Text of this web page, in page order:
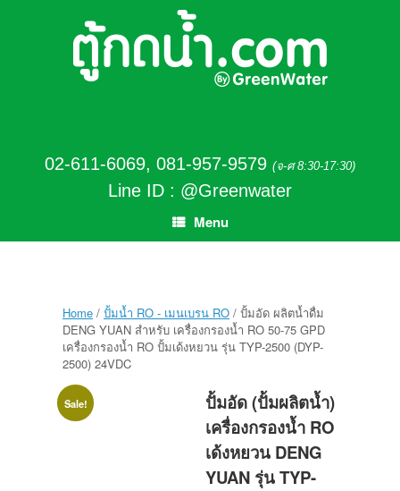
02-611-6069, 081-957-9579 (จ-ศ 8:30-17:30)
Line ID : @Greenwater
Menu
Home / ปั้มน้ำ RO - เมนเบรน RO / ปั้มอัด ผลิตน้ำดื่ม
DENG YUAN สำหรับ เครื่องกรองน้ำ RO 50-75 GPD
เครื่องกรองน้ำ RO ปั้มเด้งหยวน รุ่น TYP-2500 (DYP-
2500) 24VDC
Sale!
ปั้มอัด (ปั้มผลิตน้ำ)
เครื่องกรองน้ำ RO
เด้งหยวน DENG
YUAN รุ่น TYP-